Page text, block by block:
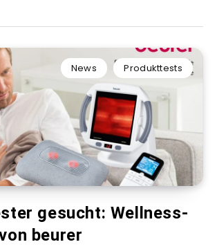
News Produkttests
gesucht: Wellness-
beurer